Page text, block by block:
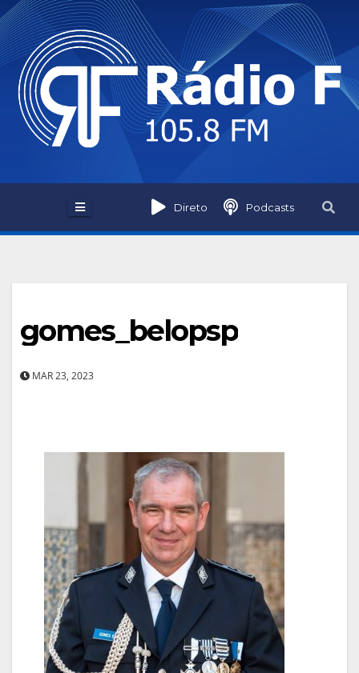
Skip
to
content
Direto Podcasts
gomes_belopsp
MAR 23, 2023